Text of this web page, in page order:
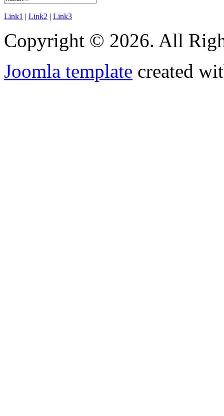
Link1 | Link2 | Link3
Copyright © 2026. All
Joomla template created